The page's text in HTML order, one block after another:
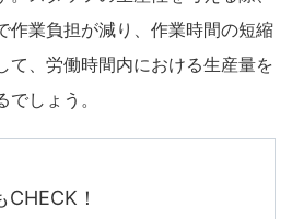
作業負担が減り、作業時間の短縮
て、労働時間内における生産量を
しょう。
CHECK！